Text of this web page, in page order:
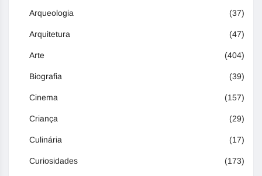
Arqueologia (37)
Arquitetura (47)
Arte (404)
Biografia (39)
Cinema (157)
Criança (29)
Culinária (17)
Curiosidades (173)